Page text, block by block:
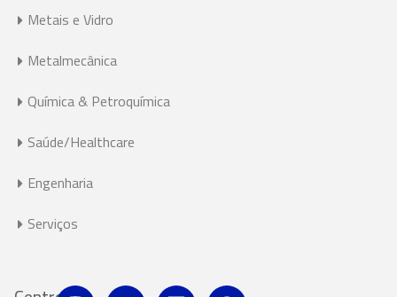
Metais e Vidro
Metalmecânica
Química & Petroquímica
Saúde/Healthcare
Engenharia
Serviços